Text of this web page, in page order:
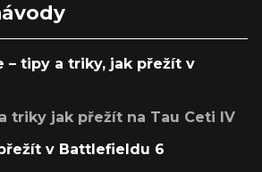
– tipy a triky, jak přežít v
triky jak přežít na Tau Ceti IV
v Battlefieldu 6